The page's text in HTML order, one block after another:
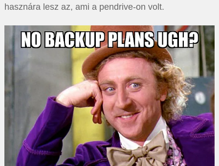
hasznára lesz az, ami a pendrive-on volt.